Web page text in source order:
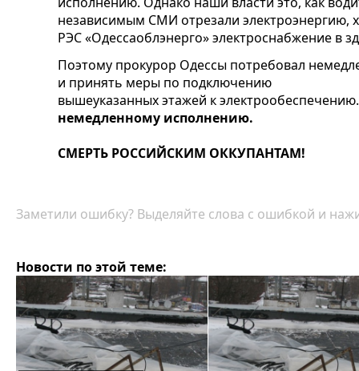
независимым СМИ отрезали электроэнергию,
РЭС «Одессаоблэнерго» электроснабжение в
Поэтому прокурор Одессы потребовал
и принять меры по подключению
вышеуказанных этажей к
немедленному исполнению.
СМЕРТЬ РОССИЙСКИМ ОККУПАНТАМ!
Заметили ошибку? Выделяйте слова с ошибкой и
Новости по этой теме: